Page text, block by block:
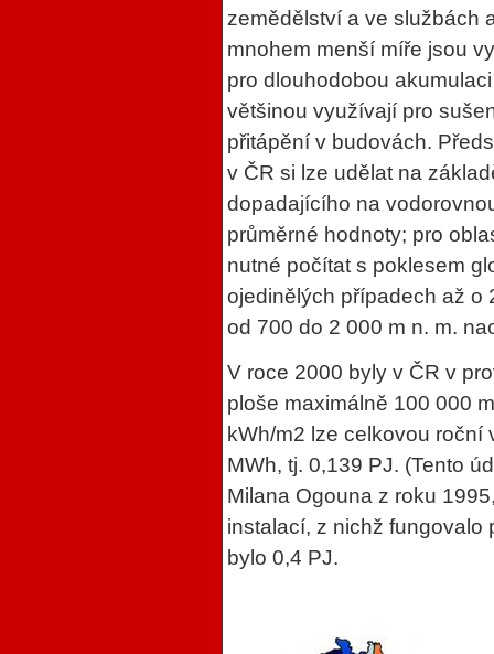
zemědělství a ve službách
mnohem menší míře jsou
pro dlouhodobou
většinou využívají pro
přitápění v budovách.
v ČR si lze udělat na
dopadajícího na
průměrné hodnoty; pro
nutné počítat s poklesem
ojedinělých případech až o
od 700 do 2 000 m n. m.
V roce 2000 byly v ČR v
ploše maximálně 100 000
kWh/m2 lze celkovou
MWh, tj. 0,139 PJ. (Tento
Milana Ogouna z roku
instalací, z nichž fungovalo
bylo 0,4 PJ.